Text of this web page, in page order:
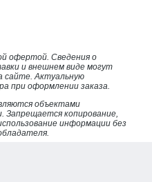
офертой. Сведения о
и внешнем виде могут
сайте. Актуальную
при оформлении заказа.
объектами
Запрещается копирование,
информации без